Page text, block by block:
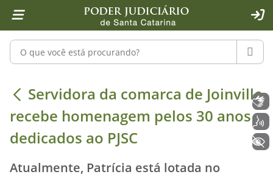
1 Ir para o conteúdo
2 Ir para a ferramenta de acessibilidade - Rybená
4 Ir para o menu principal
5 Ir para a pesquisa
6 Ir para o rodapé
7 Ir para a página inicial
Pesquisar no portal
Servidora da comarca de Joinville
Servidora da comarca de Joinville
recebe homenagem pelos 30 anos
dedicados ao PJSC
Atualmente, Patrícia está lotada no
Libras
Voz